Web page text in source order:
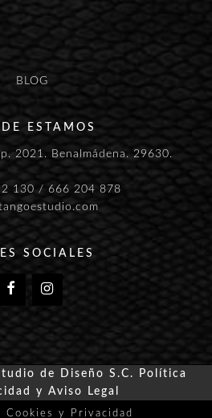
BLOG
ESTAMOS
2021. Benalmádena. 29630.
130/ 666 204 878
SOCIALES
de Diseño S.C.
Política
y Aviso Legal
Cookies y Privacidad